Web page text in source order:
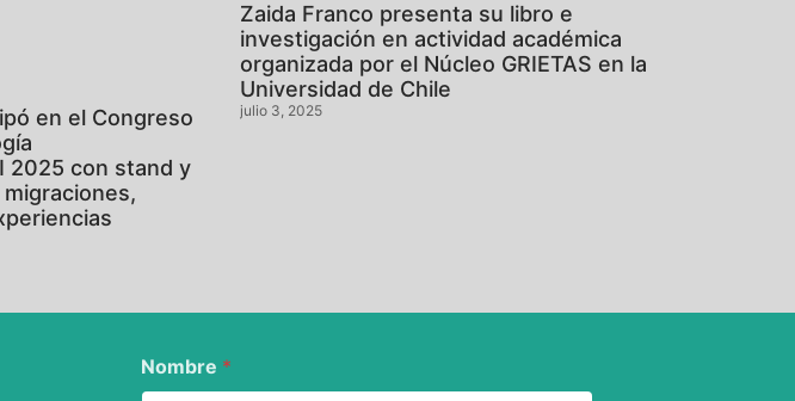
en el Congreso
2025 con stand y
Zaida Franco presenta su libro e
investigación en actividad académica
organizada por el Núcleo GRIETAS en la
Universidad de Chile
julio 3, 2025
Nombre *